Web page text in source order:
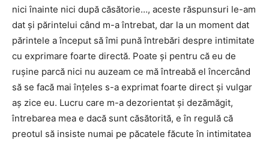
nici înainte nici după căsătorie…, aceste răspunsuri le-am
dat şi părintelui când m-a întrebat, dar la un moment dat
părintele a început să îmi pună întrebări despre intimitate
cu exprimare foarte directă. Poate şi pentru că eu de
ruşine parcă nici nu auzeam ce mă întreabă el încercând
să se facă mai înţeles s-a exprimat foarte direct şi vulgar
aş zice eu. Lucru care m-a dezorientat şi dezămăgit,
întrebarea mea e dacă sunt căsătorită, e în regulă că
preotul să insiste numai pe păcatele făcute în intimitatea